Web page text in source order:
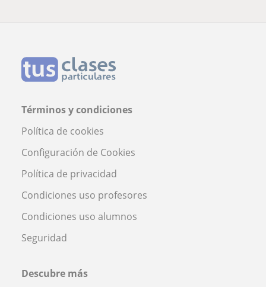
Términos y condiciones
Política de cookies
Configuración de Cookies
Política de privacidad
Condiciones uso profesores
Condiciones uso alumnos
Seguridad
Descubre más